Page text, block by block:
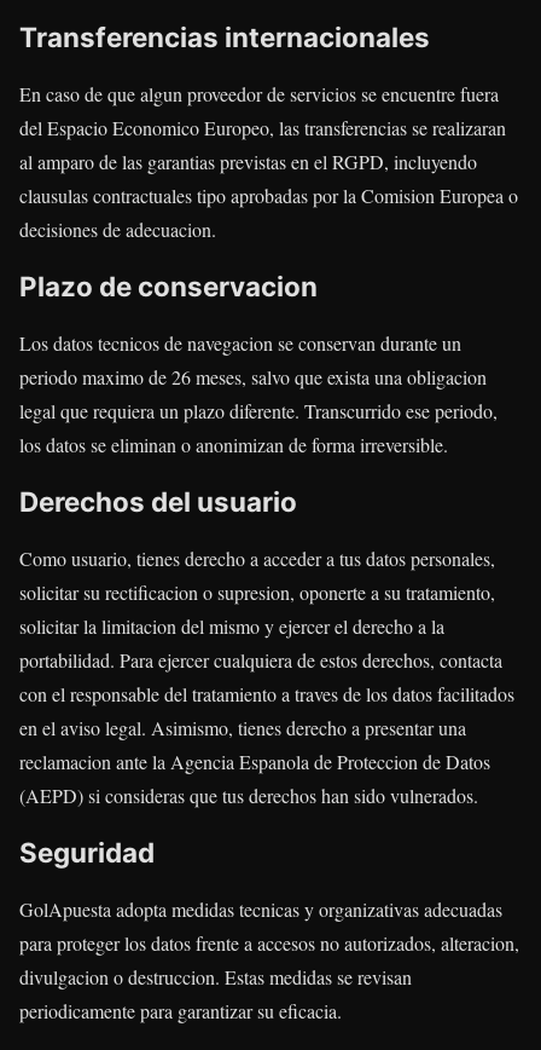
Transferencias internacionales
En caso de que algun proveedor de servicios se encuentre fuera
del Espacio Economico Europeo, las transferencias se realizaran
al amparo de las garantias previstas en el RGPD, incluyendo
clausulas contractuales tipo aprobadas por la Comision Europea o
decisiones de adecuacion.
Plazo de conservacion
Los datos tecnicos de navegacion se conservan durante un
periodo maximo de 26 meses, salvo que exista una obligacion
legal que requiera un plazo diferente. Transcurrido ese periodo,
los datos se eliminan o anonimizan de forma irreversible.
Derechos del usuario
Como usuario, tienes derecho a acceder a tus datos personales,
solicitar su rectificacion o supresion, oponerte a su tratamiento,
solicitar la limitacion del mismo y ejercer el derecho a la
portabilidad. Para ejercer cualquiera de estos derechos, contacta
con el responsable del tratamiento a traves de los datos facilitados
en el aviso legal. Asimismo, tienes derecho a presentar una
reclamacion ante la Agencia Espanola de Proteccion de Datos
(AEPD) si consideras que tus derechos han sido vulnerados.
Seguridad
GolApuesta adopta medidas tecnicas y organizativas adecuadas
para proteger los datos frente a accesos no autorizados, alteracion,
divulgacion o destruccion. Estas medidas se revisan
periodicamente para garantizar su eficacia.